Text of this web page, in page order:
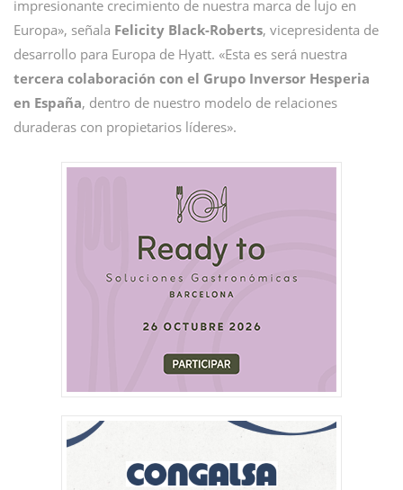
impresionante crecimiento de nuestra marca de lujo en
Europa», señala Felicity Black-Roberts, vicepresidenta de
desarrollo para Europa de Hyatt. «Esta es será nuestra
tercera colaboración con el Grupo Inversor Hesperia
en España, dentro de nuestro modelo de relaciones
duraderas con propietarios líderes».